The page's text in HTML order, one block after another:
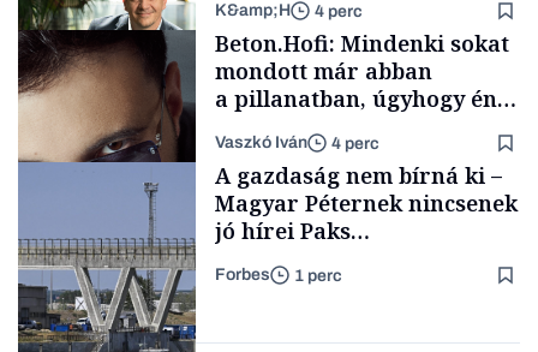
Családi
vállalkozások
TÁMOGATÓI
K&amp;H 4 perc
Forbes-sztori
Beton.Hofi: Mindenki sokat
mondott már abban
a pillanatban, úgyhogy én
a legsarkosabb
gondolataimat akartam
kimondani
Vaszkó Iván 4 perc
A gazdaság nem bírná ki –
Magyar Péternek nincsenek
jó hírei Paks
újraindításáról
Forbes 1 perc